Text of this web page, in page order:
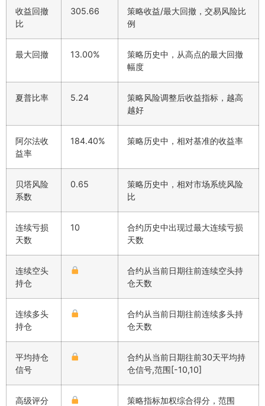
收益回撤
比
305.66
策略收益/最大回撤，交易风险比
例
最大回撤 13.00%
策略历史中，从高点的最大回撤
幅度
夏普比率 5.24
策略风险调整后收益指标，越高
越好
阿尔法收
益率
184.40% 策略历史中，相对基准的收益率
贝塔风险
系数
0.65
策略历史中，相对市场系统风险
比
连续亏损
天数
10
合约历史中出现过最大连续亏损
天数
连续空头
持仓
合约从当前日期往前连续空头持
仓天数
连续多头
持仓
合约从当前日期往前连续多头持
仓天数
平均持仓
信号
合约从当前日期往前30天平均持
仓信号,范围[-10,10]
高级评分
策略指标加权综合得分，范围